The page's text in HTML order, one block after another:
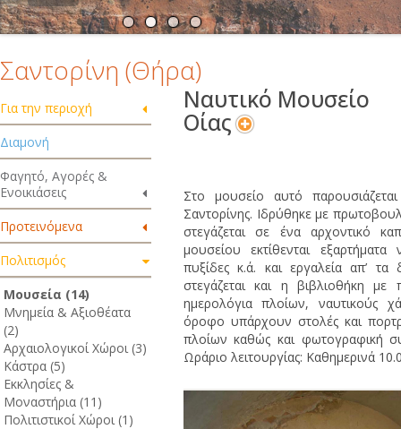
Σαντορίνη (Θήρα)
Για την περιοχή
Διαμονή
Φαγητό, Αγορές &
Ενοικιάσεις
Προτεινόμενα
Πολιτισμός
Μουσεία (14)
Μνημεία & Αξιοθέατα
(2)
Αρχαιολογικοί Χώροι (3)
Κάστρα (5)
Εκκλησίες &
Μοναστήρια (11)
Πολιτιστικοί Χώροι (1)
Ναυτικό Μουσείο
Οίας
Στο μουσείο αυτό
Σαντορίνης. Ιδρύθηκε με
στεγάζεται σε ένα αρχοντικό
μουσείου εκτίθενται
πυξίδες κ.ά. και εργαλεία απ’
στεγάζεται και η βιβλιοθήκη με
ημερολόγια πλοίων, ναυτικούς
όροφο υπάρχουν στολές και
πλοίων καθώς και φωτογραφική
Ωράριο λειτουργίας: Καθημερινά